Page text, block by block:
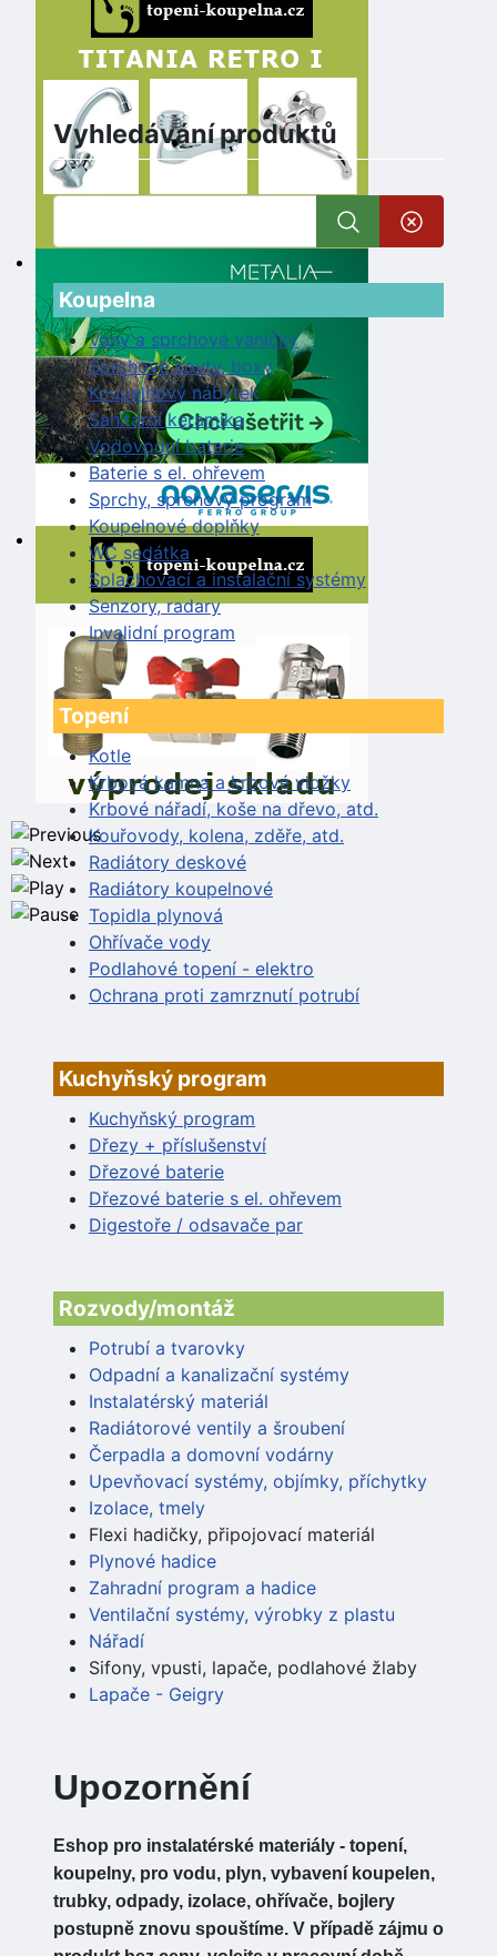
Vyhledávání produktů
Koupelna
Vany a sprchové vaničky
Sprchové kouty, boxy
Koupelnový nábytek
Sanitární keramika
Vodovodní baterie
Baterie s el. ohřevem
Sprchy, sprchový program
Koupelnové doplňky
WC sedátka
Splachovací a instalační systémy
Senzory, radary
Invalidní program
Topení
Kotle
Krbová kamna a krbové vložky
Krbové nářadí, koše na dřevo, atd.
Kouřovody, kolena, zděře, atd.
Radiátory deskové
Radiátory koupelnové
Topidla plynová
Ohřívače vody
Podlahové topení - elektro
Ochrana proti zamrznutí potrubí
Kuchyňský program
Kuchyňský program
Dřezy + příslušenství
Dřezové baterie
Dřezové baterie s el. ohřevem
Digestoře / odsavače par
Rozvody/montáž
Potrubí a tvarovky
Odpadní a kanalizační systémy
Instalatérský materiál
Radiátorové ventily a šroubení
Čerpadla a domovní vodárny
Upevňovací systémy, objímky, příchytky
Izolace, tmely
Flexi hadičky, připojovací materiál
Plynové hadice
Zahradní program a hadice
Ventilační systémy, výrobky z plastu
Nářadí
Sifony, vpusti, lapače, podlahové žlaby
Lapače - Geigry
Upozornění
Eshop pro instalatérské materiály - topení,
koupelny, pro vodu, plyn, vybavení koupelen,
trubky, odpady, izolace, ohřívače, bojlery
postupně znovu spouštíme. V případě zájmu o